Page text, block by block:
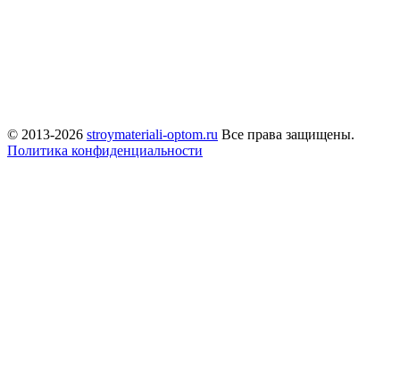
© 2013-2026 stroymateriali-optom.ru Все права защищены.
Политика конфиденциальности